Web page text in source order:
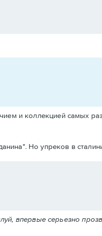
и коллекцией самых
Но упреков в
впервые серьезно